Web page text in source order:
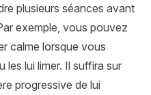
plusieurs séances avant
exemple, vous pouvez
calme lorsque vous
les lui limer. Il suffira sur
progressive de lui